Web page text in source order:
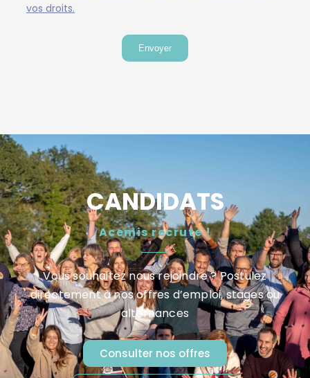
vos droits.
Envoyer
CANDIDATS
Acemis recrute !
Vous souhaitez nous rejoindre ? Postulez
directement à nos offres d’emploi, stages ou
alternances
Consulter nos offres